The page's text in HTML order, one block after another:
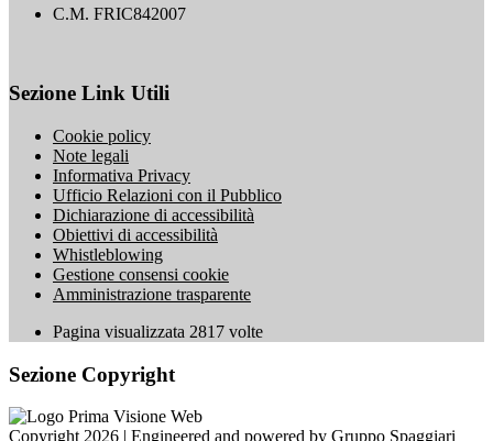
C.M. FRIC842007
Sezione Link Utili
Cookie policy
Note legali
Informativa Privacy
Ufficio Relazioni con il Pubblico
Dichiarazione di accessibilità
Obiettivi di accessibilità
Whistleblowing
Gestione consensi cookie
Amministrazione trasparente
Pagina visualizzata 2817 volte
Sezione Copyright
Copyright 2026 | Engineered and powered by Gruppo Spaggiari